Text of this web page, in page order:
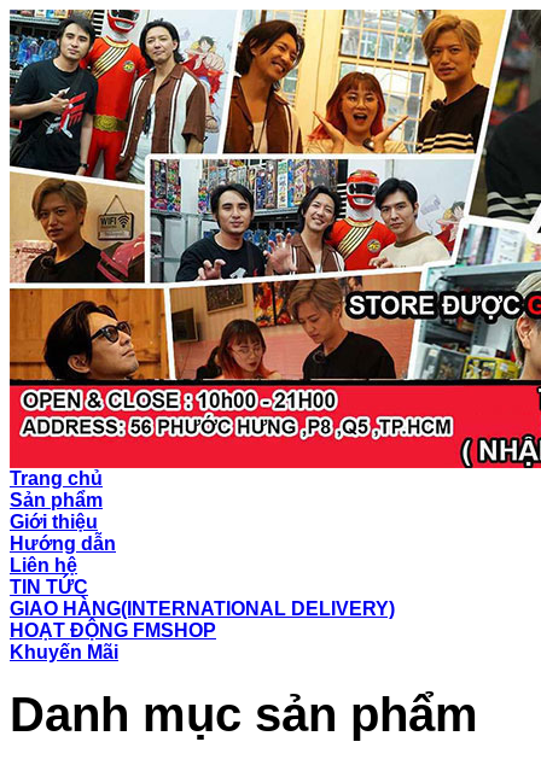
Trang chủ
Sản phẩm
Giới thiệu
Hướng dẫn
Liên hệ
TIN TỨC
GIAO HÀNG(INTERNATIONAL DELIVERY)
HOẠT ĐỘNG FMSHOP
Khuyến Mãi
Danh mục sản phẩm